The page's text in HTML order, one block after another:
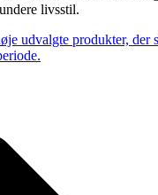
livsstil.
udvalgte produkter, der